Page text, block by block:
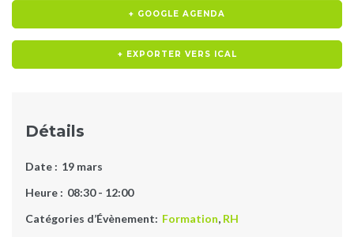
+ GOOGLE AGENDA
+ EXPORTER VERS ICAL
Détails
Date : 19 mars
Heure : 08:30 - 12:00
Catégories d’Évènement: Formation, RH